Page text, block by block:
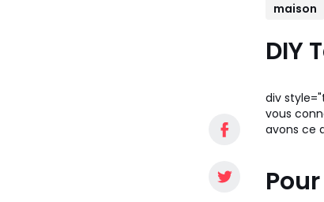
maison
DIY
div
vous
avons ce